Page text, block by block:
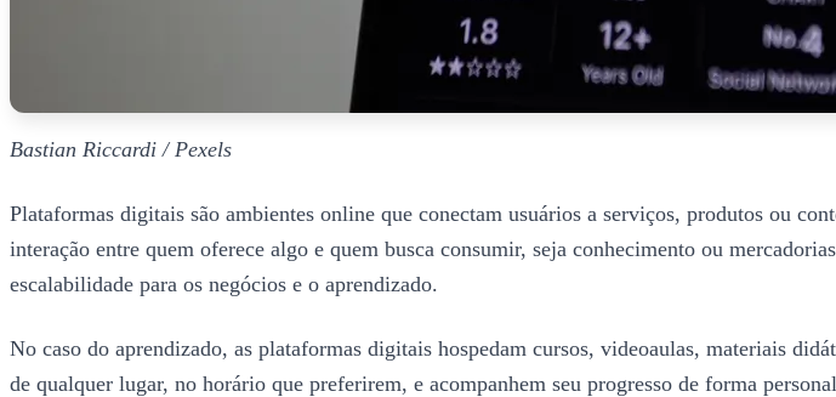
Bastian Riccardi / Pexels
Plataformas digitais são ambientes online que conectam usuários a serviços, produtos ou
interação entre quem oferece algo e quem busca consumir, seja conhecimento ou
escalabilidade para os negócios e o aprendizado.
No caso do aprendizado, as plataformas digitais hospedam cursos, videoaulas, materiais
de qualquer lugar, no horário que preferirem, e acompanhem seu progresso de forma